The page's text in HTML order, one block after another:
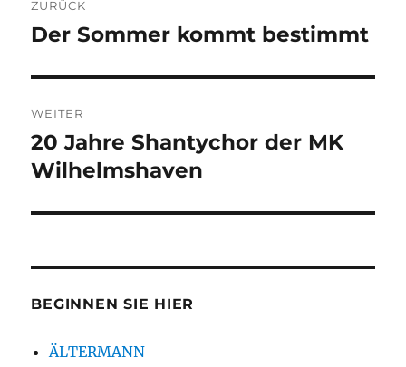
ZURÜCK
Vorheriger
Der Sommer kommt bestimmt
WEITER
Nächster
Beitrag:
20 Jahre Shantychor der MK
Wilhelmshaven
BEGINNEN SIE HIER
ÄLTERMANN